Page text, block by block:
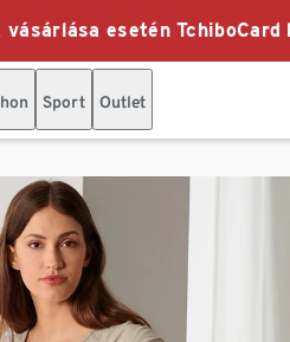
esetén
Sport Outlet